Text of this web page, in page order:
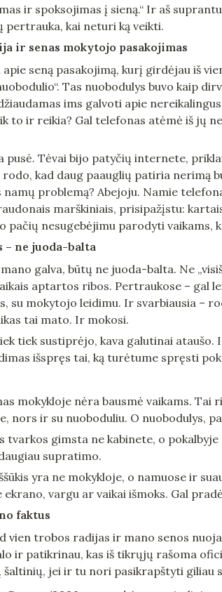
ir spoksojimas į sieną.“ Ir aš
pertrauka, kai neturi ką veikti.
ir senas mokytojo pasakojimas
seną pasakojimą, kurį girdėjau iš
Tas nuobodulys buvo kaip
ims galvoti apie
to ir reikia? Gal telefonas atėmė iš jų
pusė. Tėvai bijo patyčių internete,
kad daug paauglių patiria nerimą
namų problemą? Abejoju. Namie
marškiniais, prisipažįstu:
pačių nesugebėjimu parodyti vaikams,
– ne juoda-balta
galva, būtų ne juoda-balta. Ne
aptartos ribos. Pertraukose – gal
su mokytojo leidimu. Ir svarbiausia –
tai mato. Ir mokosi.
tiek sustiprėjo, kava galutinai
išspręs tai, ką turėtume spręsti
mokykloje nėra bausmė vaikams. Tai
nors ir su nuoboduliu. O nuobodulys,
tvarkos gimsta ne kabinete, o
supratimo.
yra ne mokykloje, o namuose ir
vargu ar vaikai išmoks. Gal
faktus
vien trobos radijas ir mano senos
ir patikrinau, kas iš tikrųjų rašoma
jei ir tu nori pasikrapštyti giliau